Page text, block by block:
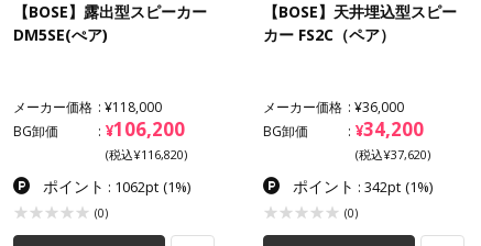
【BOSE】露出型スピーカー
DM5SE(ぺア)
メーカー価格
¥118,000
BG卸価
¥106,200
(税込¥116,820)
ポイント : 1062pt (1%)
(0)
【BOSE】天井埋込型スピー
カー FS2C（ペア）
メーカー価格
¥36,000
BG卸価
¥34,200
(税込¥37,620)
ポイント : 342pt (1%)
(0)